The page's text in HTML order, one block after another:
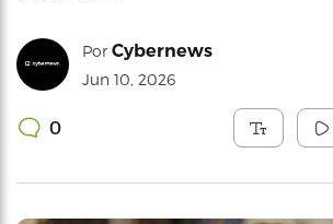
Por Cybernews
Jun 10, 2026
0